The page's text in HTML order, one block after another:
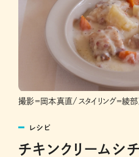
撮影＝岡本真直/スタイリング＝綾
レシピ
チキンクリームシ